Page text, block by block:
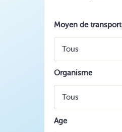
Moyen de transport
Tous
Organisme
Tous
Age